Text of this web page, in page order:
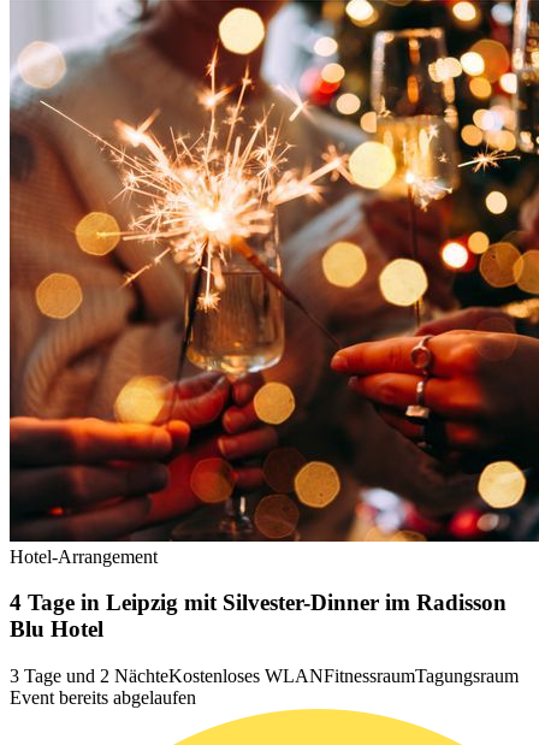
Hotel-Arrangement
4 Tage in Leipzig mit Silvester-Dinner im Radisson
Blu Hotel
3 Tage und 2 NächteKostenloses WLANFitnessraumTagungsraum
Event bereits abgelaufen